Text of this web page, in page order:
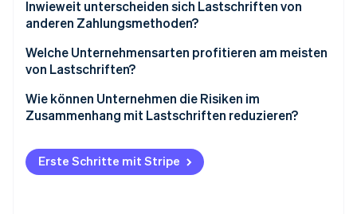
Jetzt ansehen
Inwieweit unterscheiden sich Lastschriften von
anderen Zahlungsmethoden?
Lastschriften
Daueraufträge
Digital Wallets
Welche Unternehmensarten profitieren am meisten
von Lastschriften?
Unternehmen mit Abonnementmodell
Mitgliedschaftsorganisationen
Versorgungs- und
Telekommunikationsunternehmen
Wie können Unternehmen die Risiken im
Zusammenhang mit Lastschriften reduzieren?
Von Anfang an klare Erwartungen setzen
Kundschaft über Änderungen benachrichtigen
Erste Schritte mit Stripe